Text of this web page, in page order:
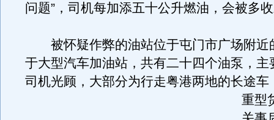
问题”，司机每加添五十公升燃油，会被多
被怀疑作弊的油站位于屯门市广场附近
于大型汽车加油站，共有二十四个油泵，主
司机光顾，大部分为行走粤港两地的长途车
重型